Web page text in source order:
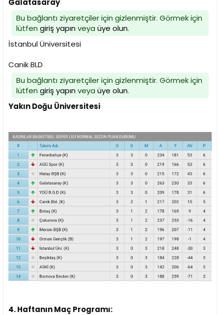
Galatasaray
Bu bağlantı ziyaretçiler için gizlenmiştir. Görmek için
lütfen giriş yapınveya üye olun.
İstanbul Üniversitesi
Canik BLD
Bu bağlantı ziyaretçiler için gizlenmiştir. Görmek için
lütfen giriş yapınveya üye olun.
Yakın Doğu Üniversitesi
4. Haftanın Maç Programı: